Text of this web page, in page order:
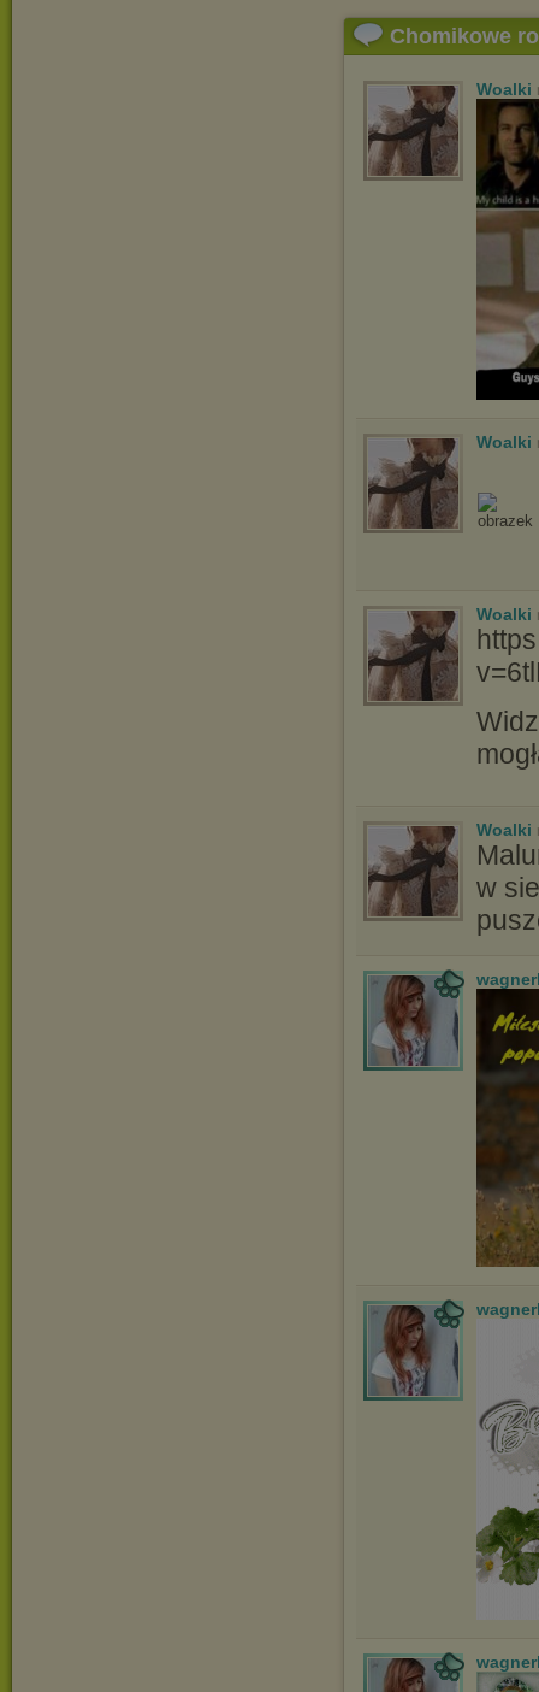
Chomikowe
Woalki
Woalki
Woalki
Woalki
w